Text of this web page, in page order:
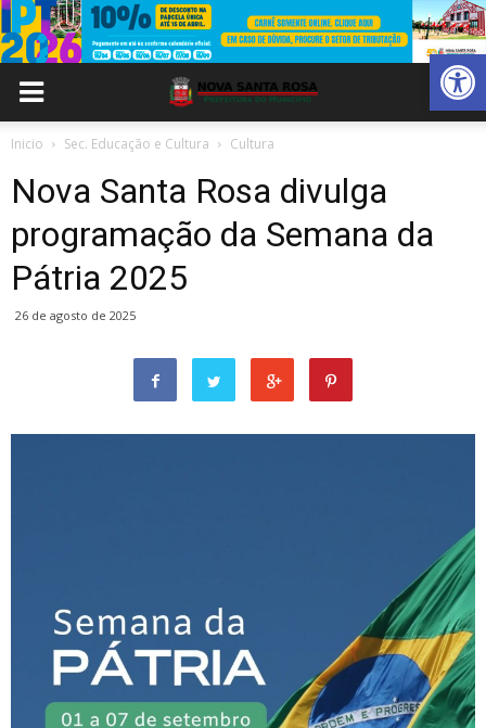
Abrir
Inicio Sec. Educação e Cultura Cultura
Nova Santa Rosa divulga
programação da Semana da
Pátria 2025
26 de agosto de 2025